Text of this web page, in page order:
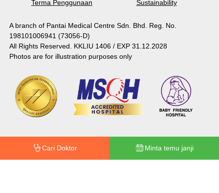
Terma Penggunaan Sustainability
A branch of Pantai Medical Centre Sdn. Bhd. Reg. No.
198101006941 (73056-D)
All Rights Reserved. KKLIU 1406 / EXP 31.12.2028
Photos are for illustration purposes only
Cari Doktor Minta temu janji